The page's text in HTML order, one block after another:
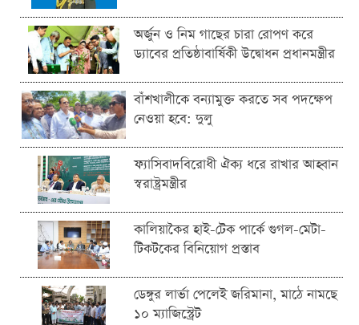
অর্জুন ও নিম গাছের চারা রোপণ করে
ড্যাবের প্রতিষ্ঠাবার্ষিকী উদ্বোধন প্রধানমন্ত্রীর
বাঁশখালীকে বন্যামুক্ত করতে সব পদক্ষেপ
নেওয়া হবে: দুলু
ফ্যাসিবাদবিরোধী ঐক্য ধরে রাখার আহ্বান
স্বরাষ্ট্রমন্ত্রীর
কালিয়াকৈর হাই-টেক পার্কে গুগল-মেটা-
টিকটকের বিনিয়োগ প্রস্তাব
ডেঙ্গুর লার্ভা পেলেই জরিমানা, মাঠে নামছে
১০ ম্যাজিস্ট্রেট